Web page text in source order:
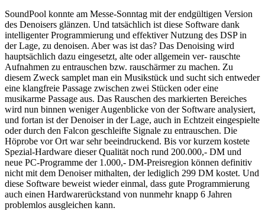
SoundPool konnte am Messe-Sonntag mit der endgültigen Version
des Denoisers glänzen. Und tatsächlich ist diese Software dank
intelligenter Programmierung und effektiver Nutzung des DSP in
der Lage, zu denoisen. Aber was ist das? Das Denoising wird
hauptsächlich dazu eingesetzt, alte oder allgemein ver- rauschte
Aufnahmen zu entrauschen bzw. rauschärmer zu machen. Zu
diesem Zweck samplet man ein Musikstück und sucht sich entweder
eine klangfreie Passage zwischen zwei Stücken oder eine
musikarme Passage aus. Das Rauschen des markierten Bereiches
wird nun binnen weniger Augenblicke von der Software analysiert,
und fortan ist der Denoiser in der Lage, auch in Echtzeit eingespielte
oder durch den Falcon geschleifte Signale zu entrauschen. Die
Höprobe vor Ort war sehr beeindruckend. Bis vor kurzem kostete
Spezial-Hardware dieser Qualität noch rund 200.000,- DM und
neue PC-Programme der 1.000,- DM-Preisregion können definitiv
nicht mit dem Denoiser mithalten, der lediglich 299 DM kostet. Und
diese Software beweist wieder einmal, dass gute Programmierung
auch einen Hardwarerückstand von nunmehr knapp 6 Jahren
problemlos ausgleichen kann.